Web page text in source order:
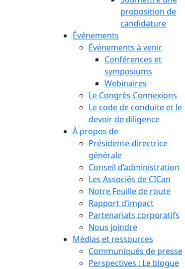
proposition de
candidature
Événements
Événements à venir
Conférences et
symposiums
Webinaires
Le Congrès Connexions
Le code de conduite et le
devoir de diligence
À propos de
Présidente-directrice
générale
Conseil d’administration
Les Associés de CICan
Notre Feuille de route
Rapport d’impact
Partenariats corporatifs
Nous joindre
Médias et ressources
Communiqués de presse
Perspectives : Le blogue